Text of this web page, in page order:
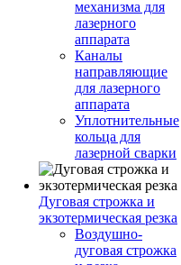
механизма для
лазерного
аппарата
Каналы
направляющие
для лазерного
аппарата
Уплотнительные
кольца для
лазерной сварки
Дуговая строжка и
экзотермическая резка
Воздушно-
дуговая строжка